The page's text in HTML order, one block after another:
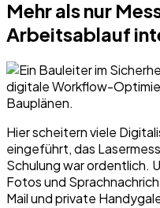
Mehr als nur
Arbeitsablauf
Hier scheitern viele
eingeführt, das
Schulung war ordentlich.
Fotos und
Mail und private